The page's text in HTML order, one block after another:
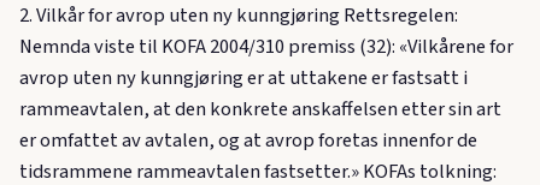
2. Vilkår for avrop uten ny kunngjøring Rettsregelen:
Nemnda viste til KOFA 2004/310 premiss (32): «Vilkårene for
avrop uten ny kunngjøring er at uttakene er fastsatt i
rammeavtalen, at den konkrete anskaffelsen etter sin art
er omfattet av avtalen, og at avrop foretas innenfor de
tidsrammene rammeavtalen fastsetter.» KOFAs tolkning: